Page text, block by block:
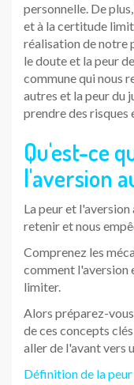
personnelle. De
et à la certitude
réalisation de notre
le doute et la peur
commune qui nous
autres et la peur du
prendre des risques
Qu'est-ce
l'aversion
La peur et
retenir et nous
Comprenez les
comment l'aversion
limiter.
Alors préparez-
de ces concepts
aller de l'avant vers
Définition de la peur